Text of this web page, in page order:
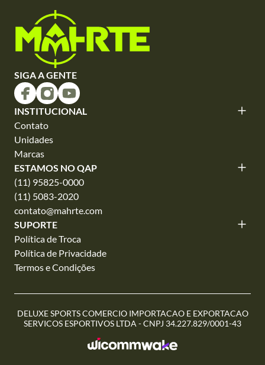
SIGA A GENTE
INSTITUCIONAL
Contato
Unidades
Marcas
ESTAMOS NO QAP
(11) 95825-0000
(11) 5083-2020
contato@mahrte.com
SUPORTE
Política de Troca
Política de Privacidade
Termos e Condições
DELUXE SPORTS COMERCIO IMPORTACAO E EXPORTACAO
SERVICOS ESPORTIVOS LTDA - CNPJ 34.227.829/0001-43